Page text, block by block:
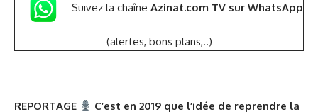
Suivez la chaîne Azinat.com TV sur WhatsApp
(alertes, bons plans,..)
REPORTAGE
C’est en 2019 que l’idée de reprendre la